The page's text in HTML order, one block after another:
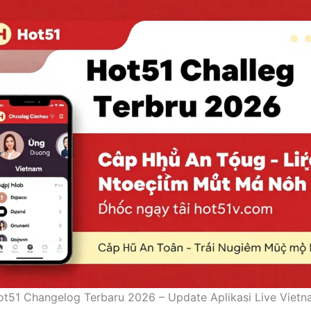
Changelog Terbaru 2026 – Update Aplikasi Live